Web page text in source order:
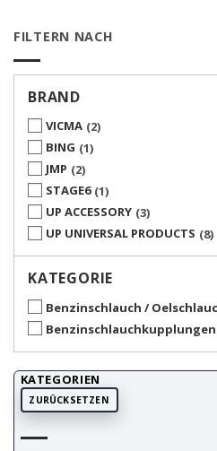
FILTERN NACH
BRAND
VICMA 2
BING 1
JMP
2
STAGE6 1
UP ACCESSORY 3
UP UNIVERSAL PRODUCTS
8
KATEGORIE
Benzinschlauch /
Benzinschlauchkupplungen
KATEGORIEN
ZURÜCKSETZEN